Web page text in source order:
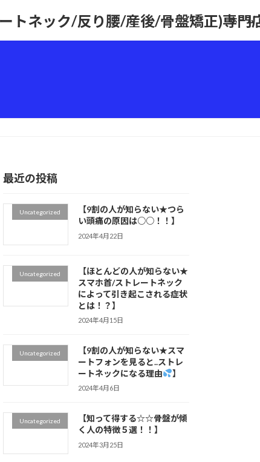
トネック/反り腰/産後/骨盤矯正)専ホーム
最近の投稿
Uncategorized
【9割の人が知らない★つら
い頭痛の原因は○○！！】
2024年4月22日
Uncategorized
【ほとんどの人が知らない★
スマホ首/ストレートネック
によって引き起こされる症状
とは！？】
2024年4月15日
Uncategorized
【9割の人が知らない★スマ
ートフォンを見ると..ストレ
ートネックになる理由
】
2024年4月6日
Uncategorized
【知って得する☆☆骨盤が傾
く人の特徴５選！！】
2024年3月25日